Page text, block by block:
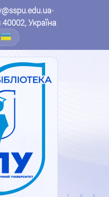
•
Україна